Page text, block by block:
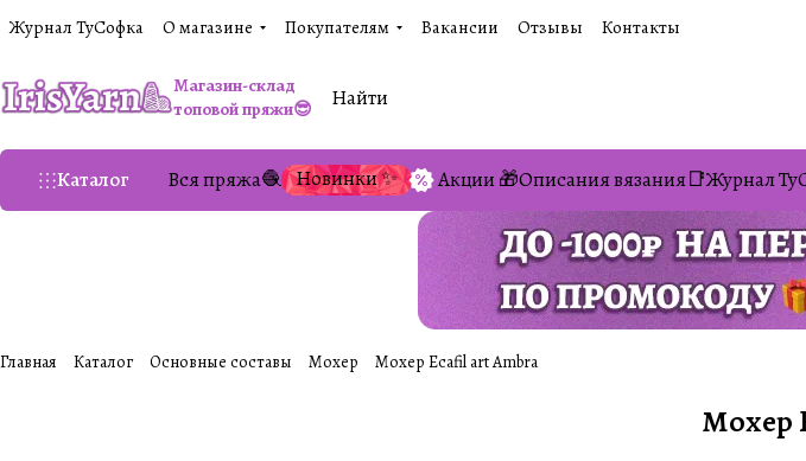
Журнал ТуСофка О магазине Покупателям Вакансии Отзывы Контакты
Магазин-склад
топовой пряжи😎
Каталог Вся пряжа🧶 Новинки ✨ Акции 🎁Описания вязания📑Журнал
Главная Каталог Основные составы Мохер Мохер Ecafil art Ambra
Мохер